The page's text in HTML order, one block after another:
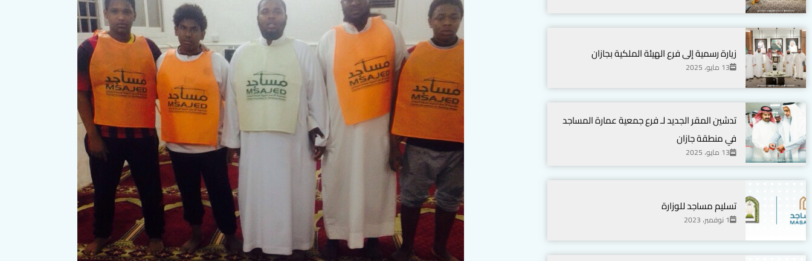
زيارة رسمية إلى فرع الهيئة الملكية بجازان
13 مايو، 2025
تدشين المقر الجديد لـ فرع جمعية عمارة المساجد
في منطقة جازان
13 مايو، 2025
تسليم مساجد للوزارة
1 نوفمبر، 2023